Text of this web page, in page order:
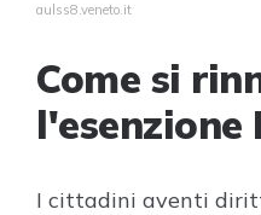
aulss8.veneto.it
Come si
l'esenzione
I cittadini aventi